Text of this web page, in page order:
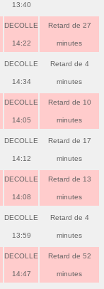
13:40
DECOLLE
14:22
Retard de 27
minutes
DECOLLE
14:34
Retard de 4
minutes
DECOLLE
14:05
Retard de 10
minutes
DECOLLE
14:12
Retard de 17
minutes
DECOLLE
14:08
Retard de 13
minutes
DECOLLE
13:59
Retard de 4
minutes
DECOLLE
14:47
Retard de 52
minutes